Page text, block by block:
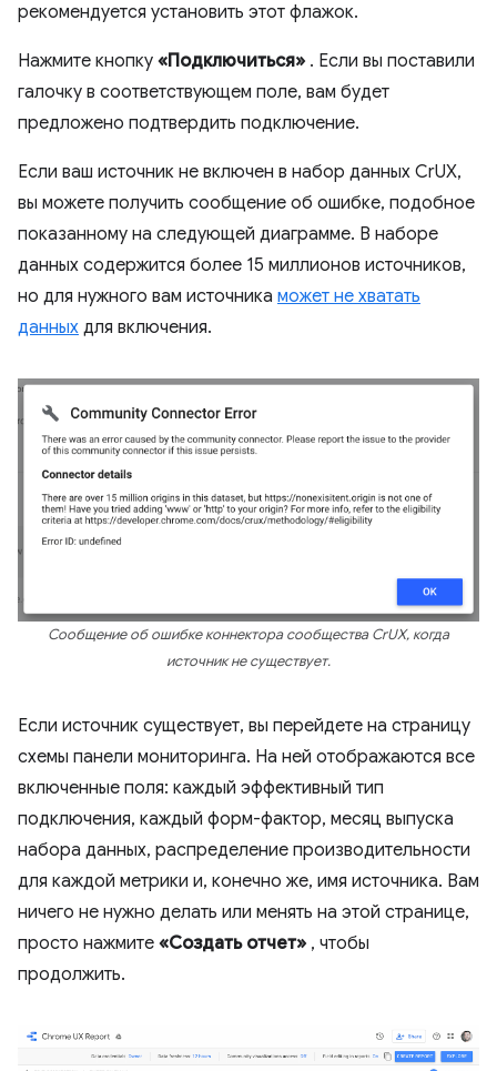
рекомендуется установить этот флажок.
Нажмите кнопку «Подключиться» . Если вы поставили
галочку в соответствующем поле, вам будет
предложено подтвердить подключение.
Если ваш источник не включен в набор данных CrUX,
вы можете получить сообщение об ошибке, подобное
показанному на следующей диаграмме. В наборе
данных содержится более 15 миллионов источников,
но для нужного вам источника может не хватать
данных для включения.
Сообщение об ошибке коннектора сообщества CrUX, когда
источник не существует.
Если источник существует, вы перейдете на страницу
схемы панели мониторинга. На ней отображаются все
включенные поля: каждый эффективный тип
подключения, каждый форм-фактор, месяц выпуска
набора данных, распределение производительности
для каждой метрики и, конечно же, имя источника. Вам
ничего не нужно делать или менять на этой странице,
просто нажмите «Создать отчет» , чтобы
продолжить.